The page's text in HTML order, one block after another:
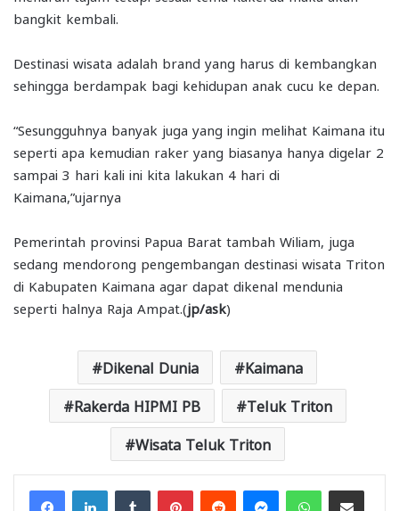
bangkit kembali.
Destinasi wisata adalah brand yang harus di kembangkan
sehingga berdampak bagi kehidupan anak cucu ke depan.
“Sesungguhnya banyak juga yang ingin melihat Kaimana itu
seperti apa kemudian raker yang biasanya hanya digelar 2
sampai 3 hari kali ini kita lakukan 4 hari di
Kaimana,”ujarnya
Pemerintah provinsi Papua Barat tambah Wiliam, juga
sedang mendorong pengembangan destinasi wisata Triton
di Kabupaten Kaimana agar dapat dikenal mendunia
seperti halnya Raja Ampat.(jp/ask)
Dikenal Dunia Kaimana
Rakerda HIPMI PB Teluk Triton
Wisata Teluk Triton
FacebookLinkedInTumblr PinterestReddit MessengerWhatsAppShare via Email